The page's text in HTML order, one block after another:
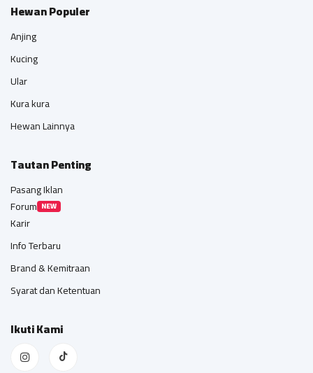
Hewan Populer
Anjing
Kucing
Ular
Kura kura
Hewan Lainnya
Tautan Penting
Pasang Iklan
Forum NEW
Karir
Info Terbaru
Brand & Kemitraan
Syarat dan Ketentuan
Ikuti Kami